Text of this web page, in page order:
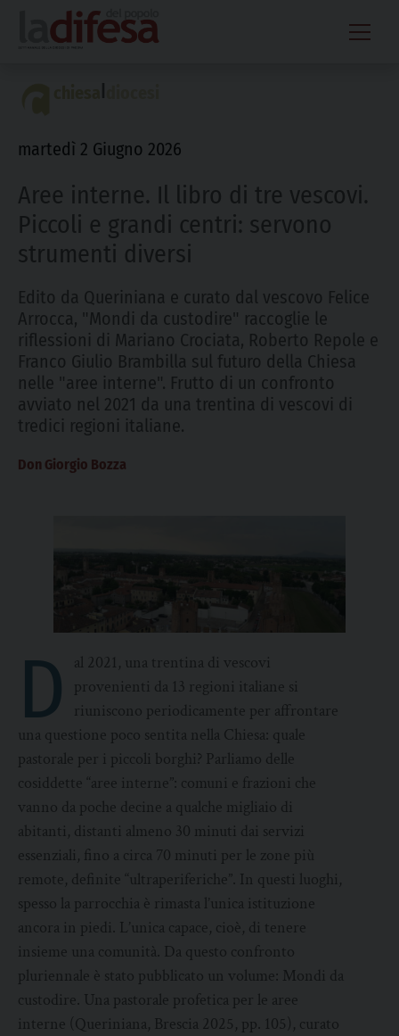
content
martedì 2 Giugno 2026
Aree interne. Il libro di tre vescovi.
Piccoli e grandi centri: servono
strumenti diversi
Edito da Queriniana e curato dal vescovo Felice
Arrocca, "Mondi da custodire" raccoglie le
riflessioni di Mariano Crociata, Roberto Repole e
Franco Giulio Brambilla sul futuro della Chiesa
nelle "aree interne". Frutto di un confronto
avviato nel 2021 da una trentina di vescovi di
tredici regioni italiane.
Don Giorgio Bozza
D
al 2021, una trentina di vescovi
provenienti da 13 regioni italiane si
riuniscono periodicamente per affrontare
una questione poco sentita nella Chiesa: quale
pastorale per i piccoli borghi? Parliamo delle
cosiddette “aree interne”: comuni e frazioni che
vanno da poche decine a qualche migliaio di
abitanti, distanti almeno 30 minuti dai servizi
essenziali, fino a circa 70 minuti per le zone più
remote, definite “ultraperiferiche”. In questi luoghi,
spesso la parrocchia è rimasta l’unica istituzione
ancora in piedi. L’unica capace, cioè, di tenere
insieme una comunità. Da questo confronto
pluriennale è stato pubblicato un volume: Mondi da
custodire. Una pastorale profetica per le aree
interne (Queriniana, Brescia 2025, pp. 105), curato